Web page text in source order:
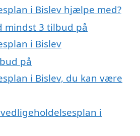
i Bislev hjælpe med?
mindst 3 tilbud på
i Bislev
på
i Bislev, du kan være
i